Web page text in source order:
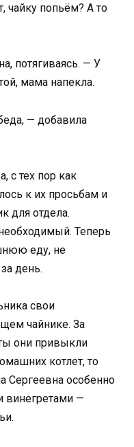
чайку попьём? А то
потягиваясь. — У
мама напекла.
— добавила
с тех пор как
к их просьбам и
для отдела.
Теперь
еду, не
день.
свои
чайнике. За
они привыкли
котлет, то
Сергеевна особенно
винегретами —